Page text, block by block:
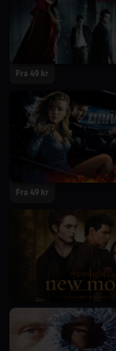
Fra 49 kr
Fra 49 kr